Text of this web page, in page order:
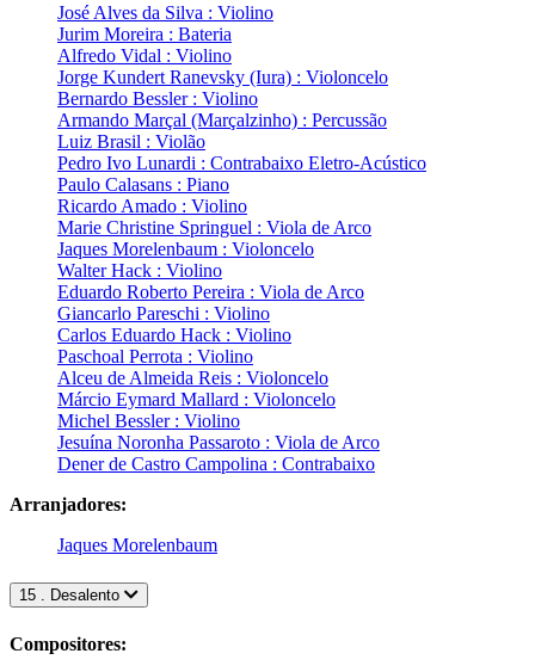
José Alves da Silva : Violino
Jurim Moreira : Bateria
Alfredo Vidal : Violino
Jorge Kundert Ranevsky (Iura) : Violoncelo
Bernardo Bessler : Violino
Armando Marçal (Marçalzinho) : Percussão
Luiz Brasil : Violão
Pedro Ivo Lunardi : Contrabaixo Eletro-Acústico
Paulo Calasans : Piano
Ricardo Amado : Violino
Marie Christine Springuel : Viola de Arco
Jaques Morelenbaum : Violoncelo
Walter Hack : Violino
Eduardo Roberto Pereira : Viola de Arco
Giancarlo Pareschi : Violino
Carlos Eduardo Hack : Violino
Paschoal Perrota : Violino
Alceu de Almeida Reis : Violoncelo
Márcio Eymard Mallard : Violoncelo
Michel Bessler : Violino
Jesuína Noronha Passaroto : Viola de Arco
Dener de Castro Campolina : Contrabaixo
Arranjadores:
Jaques Morelenbaum
15 . Desalento
Compositores: